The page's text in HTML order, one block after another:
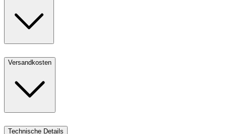
Versandkosten
Technische Details